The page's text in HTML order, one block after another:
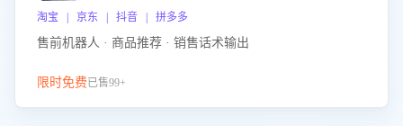
淘宝 | 京东 | 抖音 | 拼多多
售前机器人 · 商品推荐 · 销售话术输出
限时免费已售99+